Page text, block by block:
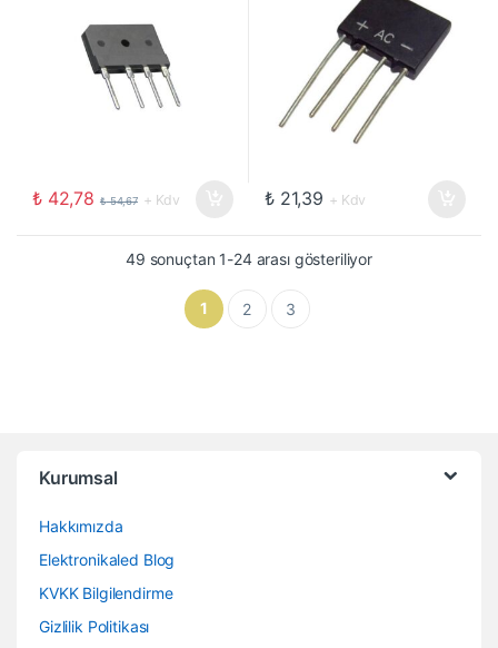
₺42,78 ₺54,67 + Kdv ₺21,39 + Kdv
49 sonuçtan 1-24 arası gösteriliyor
1 2 3
Kurumsal
Hakkımızda
Elektronikaled Blog
KVKK Bilgilendirme
Gizlilik Politikası